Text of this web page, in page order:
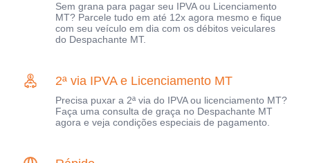
Sem grana para pagar seu IPVA ou Licenciamento
MT? Parcele tudo em até 12x agora mesmo e fique
com seu veículo em dia com os débitos veiculares
do Despachante MT.
2ª via IPVA e Licenciamento MT
Precisa puxar a 2ª via do IPVA ou licenciamento MT?
Faça uma consulta de graça no Despachante MT
agora e veja condições especiais de pagamento.